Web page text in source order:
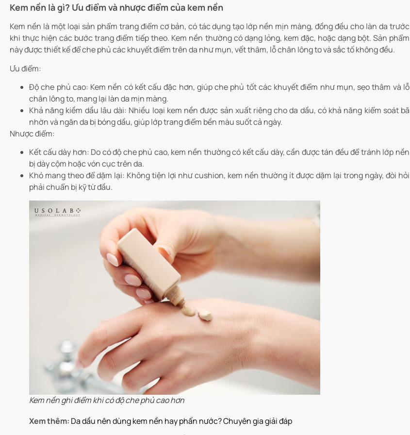
Kem nền là gì? Ưu điểm và nhược điểm của kem nền
Kem nền là một loại sản phẩm trang điểm cơ bản, có tác dụng tạo lớp nền mịn màng, đồng đều cho làn da trước
khi thực hiện các bước trang điểm tiếp theo. Kem nền thường có dạng lỏng, kem đặc, hoặc dạng bột. Sản phẩm
này được thiết kế để che phủ các khuyết điểm trên da như mụn, vết thâm, lỗ chân lông to và sắc tố không đều.
Ưu điểm:
Độ che phủ cao: Kem nền có kết cấu đặc hơn, giúp che phủ tốt các khuyết điểm như mụn, sẹo thâm và lỗ
chân lông to, mang lại làn da mịn màng.
Khả năng kiềm dầu lâu dài: Nhiều loại kem nền được sản xuất riêng cho da dầu, có khả năng kiểm soát bã
nhờn và ngăn da bị bóng dầu, giúp lớp trang điểm bền màu suốt cả ngày.
Nhược điểm:
Kết cấu dày hơn: Do có độ che phủ cao, kem nền thường có kết cấu dày, cần được tán đều để tránh lớp nền
bị dày cộm hoặc vón cục trên da.
Khó mang theo để dặm lại: Không tiện lợi như cushion, kem nền thường ít được dặm lại trong ngày, đòi hỏi
phải chuẩn bị kỹ từ đầu.
Kem nền ghi điểm khi có độ che phủ cao hơn
Xem thêm: Da dầu nên dùng kem nền hay phấn nước? Chuyên gia giải đáp